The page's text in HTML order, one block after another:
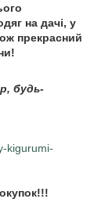
на дачі, у
прекрасний
будь-
kigurumi-